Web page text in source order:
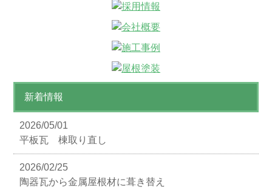
新着情報
2026/05/01
平板瓦 棟取り直し
2026/02/25
陶器瓦から金属屋根材に葺き替え